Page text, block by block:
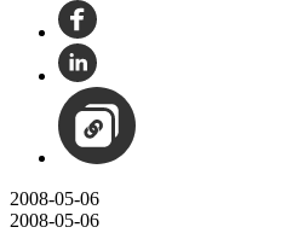
2008-05-06
2008-05-06